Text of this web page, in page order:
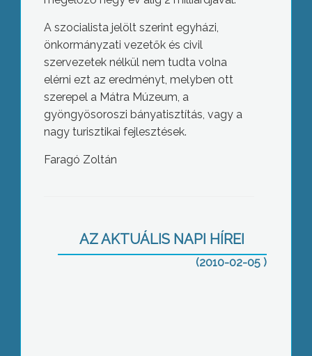
A szocialista jelölt szerint egyházi,
önkormányzati vezetők és civil
szervezetek nélkül nem tudta volna
elérni ezt az eredményt, melyben ott
szerepel a Mátra Múzeum, a
gyöngyösoroszi bányatisztítás, vagy a
nagy turisztikai fejlesztések.
Faragó Zoltán
AZ AKTUÁLIS NAPI HÍREI
(2010-02-05 )
hírportálon tálalt ki kizárása
körülményeiről